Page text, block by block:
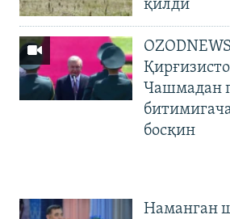
қилди
Чашмадан
босқин
Наманган